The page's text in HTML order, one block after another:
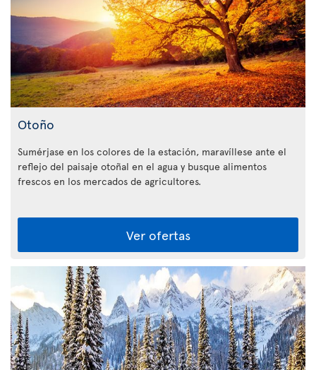
Otoño
Sumérjase en los colores de la estación, maravíllese ante el
reflejo del paisaje otoñal en el agua y busque alimentos
frescos en los mercados de agricultores.
Ver ofertas